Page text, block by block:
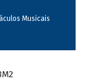
Musicais